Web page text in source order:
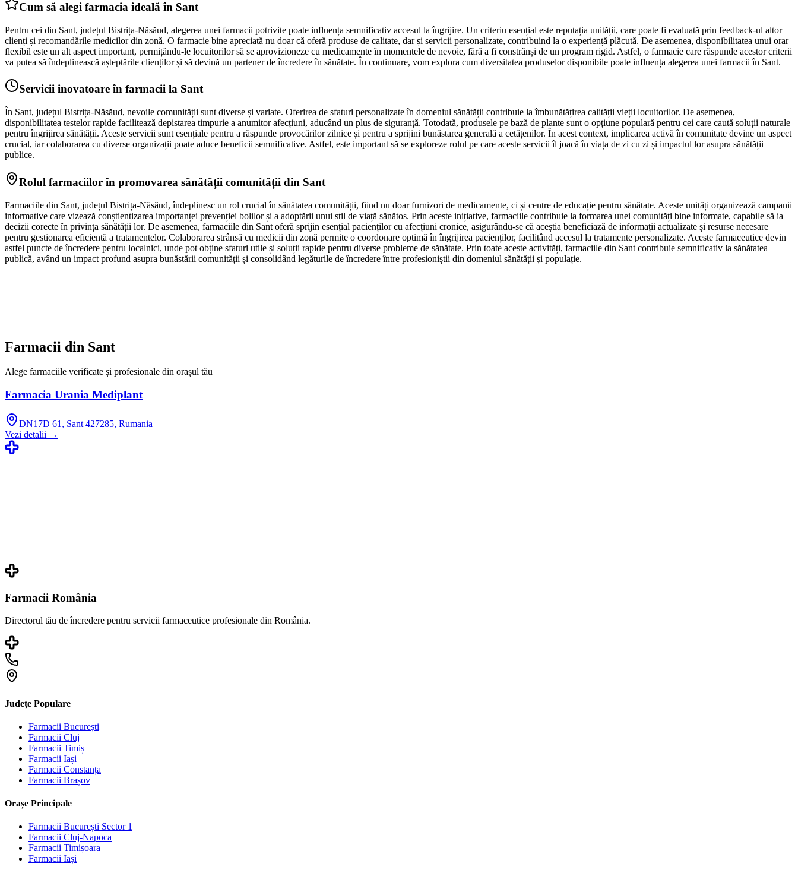
Cum să alegi farmacia ideală în Sant
Pentru cei din Sant, județul Bistrița-Năsăud, alegerea unei farmacii potrivite poate influența semnificativ accesul la îngrijire. Un criteriu esențial este reputația unității, care poate fi evaluată prin feedback-ul altor
clienți și recomandările medicilor din zonă. O farmacie bine apreciată nu doar că oferă produse de calitate, dar și servicii personalizate, contribuind la o experiență plăcută. De asemenea, disponibilitatea unui orar
flexibil este un alt aspect important, permițându-le locuitorilor să se aprovizioneze cu medicamente în momentele de nevoie, fără a fi constrânși de un program rigid. Astfel, o farmacie care răspunde acestor criterii
va putea să îndeplinească așteptările clienților și să devină un partener de încredere în sănătate. În continuare, vom explora cum diversitatea produselor disponibile poate influența alegerea unei farmacii în Sant.
Servicii inovatoare în farmacii la Sant
În Sant, județul Bistrița-Năsăud, nevoile comunității sunt diverse și variate. Oferirea de sfaturi personalizate în domeniul sănătății contribuie la îmbunătățirea calității vieții locuitorilor. De asemenea,
disponibilitatea testelor rapide facilitează depistarea timpurie a anumitor afecțiuni, aducând un plus de siguranță. Totodată, produsele pe bază de plante sunt o opțiune populară pentru cei care caută soluții naturale
pentru îngrijirea sănătății. Aceste servicii sunt esențiale pentru a răspunde provocărilor zilnice și pentru a sprijini bunăstarea generală a cetățenilor. În acest context, implicarea activă în comunitate devine un aspect
crucial, iar colaborarea cu diverse organizații poate aduce beneficii semnificative. Astfel, este important să se exploreze rolul pe care aceste servicii îl joacă în viața de zi cu zi și impactul lor asupra sănătății
publice.
Rolul farmaciilor în promovarea sănătății comunității din Sant
Farmaciile din Sant, județul Bistrița-Năsăud, îndeplinesc un rol crucial în sănătatea comunității, fiind nu doar furnizori de medicamente, ci și centre de educație pentru sănătate. Aceste unități organizează campanii
informative care vizează conștientizarea importanței prevenției bolilor și a adoptării unui stil de viață sănătos. Prin aceste inițiative, farmaciile contribuie la formarea unei comunități bine informate, capabile să ia
decizii corecte în privința sănătății lor. De asemenea, farmaciile din Sant oferă sprijin esențial pacienților cu afecțiuni cronice, asigurându-se că aceștia beneficiază de informații actualizate și resurse necesare
pentru gestionarea eficientă a tratamentelor. Colaborarea strânsă cu medicii din zonă permite o coordonare optimă în îngrijirea pacienților, facilitând accesul la tratamente personalizate. Aceste farmaceutice devin
astfel puncte de încredere pentru localnici, unde pot obține sfaturi utile și soluții rapide pentru diverse probleme de sănătate. Prin toate aceste activități, farmaciile din Sant contribuie semnificativ la sănătatea
publică, având un impact profund asupra bunăstării comunității și consolidând legăturile de încredere între profesioniștii din domeniul sănătății și populație.
Farmacii din Sant
Alege farmaciile verificate și profesionale din orașul tău
Farmacia Urania Mediplant
DN17D 61, Sant 427285, Rumania
Vezi detalii →
Farmacii România
Directorul tău de încredere pentru servicii farmaceutice profesionale din România.
Județe Populare
Farmacii București
Farmacii Cluj
Farmacii Timiș
Farmacii Iași
Farmacii Constanța
Farmacii Brașov
Orașe Principale
Farmacii București Sector 1
Farmacii Cluj-Napoca
Farmacii Timișoara
Farmacii Iași